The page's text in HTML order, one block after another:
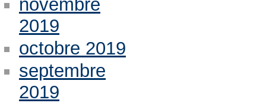
novembre
2019
octobre 2019
septembre
2019